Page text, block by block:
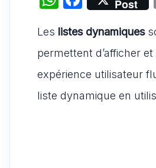
at
s
A
p
a
c
e
b
o
Post
Les listes dynamiques
permettent d’afficher
expérience utilisateur
liste dynamique en